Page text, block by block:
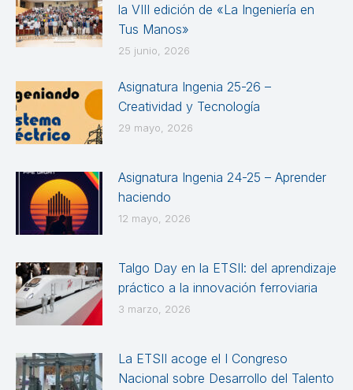
la VIII edición de «La Ingeniería en
Tus Manos»
25 junio, 2026
Asignatura Ingenia 25-26 –
Creatividad y Tecnología
29 mayo, 2026
Asignatura Ingenia 24-25 – Aprender
haciendo
12 mayo, 2026
Talgo Day en la ETSII: del aprendizaje
práctico a la innovación ferroviaria
3 marzo, 2026
La ETSII acoge el I Congreso
Nacional sobre Desarrollo del Talento